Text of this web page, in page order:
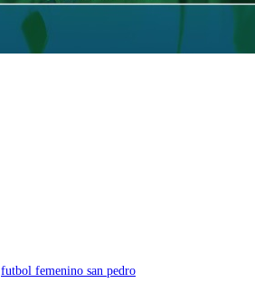
futbol femenino san pedro